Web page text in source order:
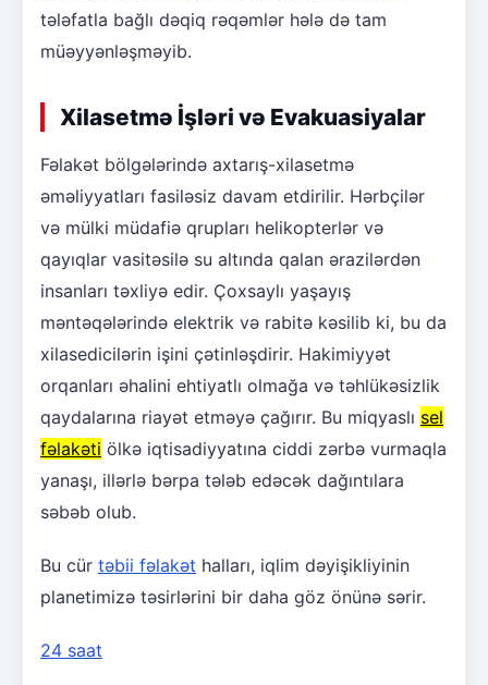
tələfatla bağlı dəqiq rəqəmlər hələ də tam
müəyyənləşməyib.
Xilasetmə İşləri və Evakuasiyalar
Fəlakət bölgələrində axtarış-xilasetmə
əməliyyatları fasiləsiz davam etdirilir. Hərbçilər
və mülki müdafiə qrupları helikopterlər və
qayıqlar vasitəsilə su altında qalan ərazilərdən
insanları təxliyə edir. Çoxsaylı yaşayış
məntəqələrində elektrik və rabitə kəsilib ki, bu da
xilasedicilərin işini çətinləşdirir. Hakimiyyət
orqanları əhalini ehtiyatlı olmağa və təhlükəsizlik
qaydalarına riayət etməyə çağırır. Bu miqyaslı sel
fəlakəti ölkə iqtisadiyyatına ciddi zərbə vurmaqla
yanaşı, illərlə bərpa tələb edəcək dağıntılara
səbəb olub.
Bu cür təbii fəlakət halları, iqlim dəyişikliyinin
planetimizə təsirlərini bir daha göz önünə sərir.
24 saat